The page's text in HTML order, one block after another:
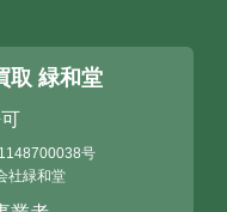
取 緑和堂
号
社緑和堂